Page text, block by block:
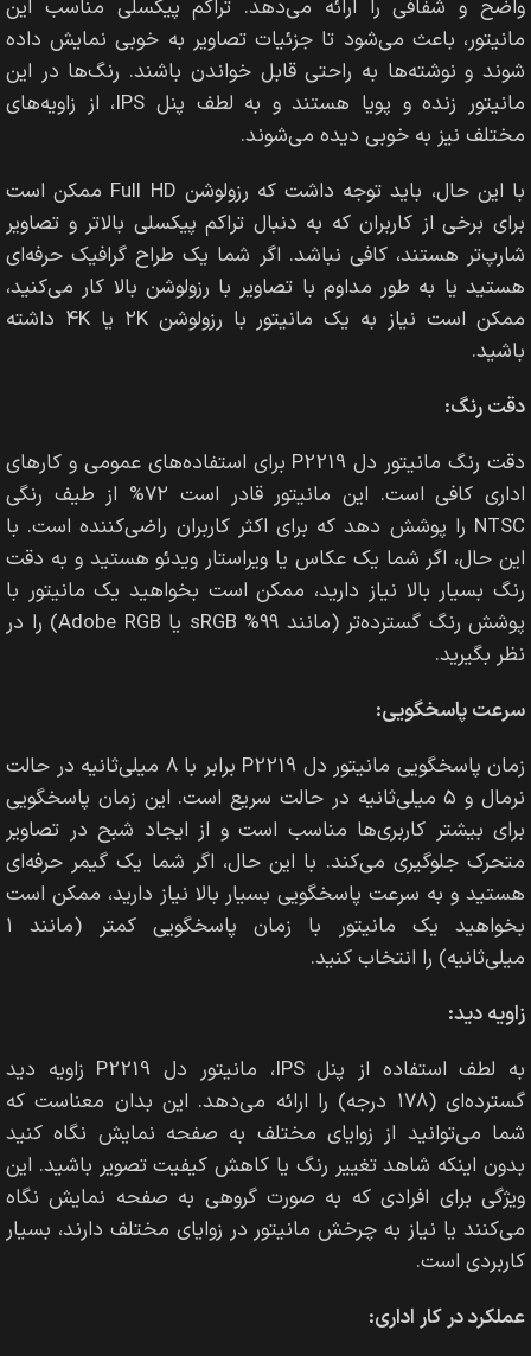
واضح و شفافی را ارائه می‌دهد. تراکم پیکسلی مناسب این
مانیتور، باعث می‌شود تا جزئیات تصاویر به خوبی نمایش داده
شوند و نوشته‌ها به راحتی قابل خواندن باشند. رنگ‌ها در این
مانیتور زنده و پویا هستند و به لطف پنل IPS، از زاویه‌های
مختلف نیز به خوبی دیده می‌شوند.
با این حال، باید توجه داشت که رزولوشن Full HD ممکن است
برای برخی از کاربران که به دنبال تراکم پیکسلی بالاتر و تصاویر
شارپ‌تر هستند، کافی نباشد. اگر شما یک طراح گرافیک حرفه‌ای
هستید یا به طور مداوم با تصاویر با رزولوشن بالا کار می‌کنید،
ممکن است نیاز به یک مانیتور با رزولوشن ۲K یا ۴K داشته
باشید.
دقت رنگ:
دقت رنگ مانیتور دل P2219 برای استفاده‌های عمومی و کارهای
اداری کافی است. این مانیتور قادر است ۷۲% از طیف رنگی
NTSC را پوشش دهد که برای اکثر کاربران راضی‌کننده است. با
این حال، اگر شما یک عکاس یا ویراستار ویدئو هستید و به دقت
رنگ بسیار بالا نیاز دارید، ممکن است بخواهید یک مانیتور با
پوشش رنگ گسترده‌تر (مانند ۹۹% sRGB یا Adobe RGB) را در
نظر بگیرید.
سرعت پاسخگویی:
زمان پاسخگویی مانیتور دل P2219 برابر با ۸ میلی‌ثانیه در حالت
نرمال و ۵ میلی‌ثانیه در حالت سریع است. این زمان پاسخگویی
برای بیشتر کاربری‌ها مناسب است و از ایجاد شبح در تصاویر
متحرک جلوگیری می‌کند. با این حال، اگر شما یک گیمر حرفه‌ای
هستید و به سرعت پاسخگویی بسیار بالا نیاز دارید، ممکن است
بخواهید یک مانیتور با زمان پاسخگویی کمتر (مانند ۱
میلی‌ثانیه) را انتخاب کنید.
زاویه دید:
به لطف استفاده از پنل IPS، مانیتور دل P2219 زاویه دید
گسترده‌ای (۱۷۸ درجه) را ارائه می‌دهد. این بدان معناست که
شما می‌توانید از زوایای مختلف به صفحه نمایش نگاه کنید
بدون اینکه شاهد تغییر رنگ یا کاهش کیفیت تصویر باشید. این
ویژگی برای افرادی که به صورت گروهی به صفحه نمایش نگاه
می‌کنند یا نیاز به چرخش مانیتور در زوایای مختلف دارند، بسیار
کاربردی است.
عملکرد در کار اداری: